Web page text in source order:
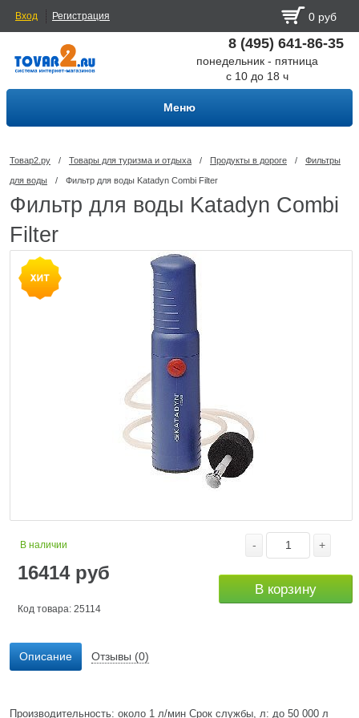
Вход Регистрация 0 руб
8 (495) 641-86-35
понедельник - пятница
с 10 до 18 ч
Меню
Товар2.ру / Товары для туризма и отдыха / Продукты в дороге / Фильтры
для воды / Фильтр для воды Katadyn Combi Filter
Фильтр для воды Katadyn Combi
Filter
В наличии
16414руб
Код товара: 25114
- +
В корзину
Описание Отзывы (0)
Производительность: около 1 л/мин Срок службы, л: до 50 000 л